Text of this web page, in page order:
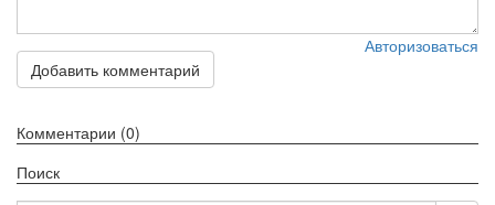
Авторизоваться
Добавить комментарий
Комментарии (0)
Поиск